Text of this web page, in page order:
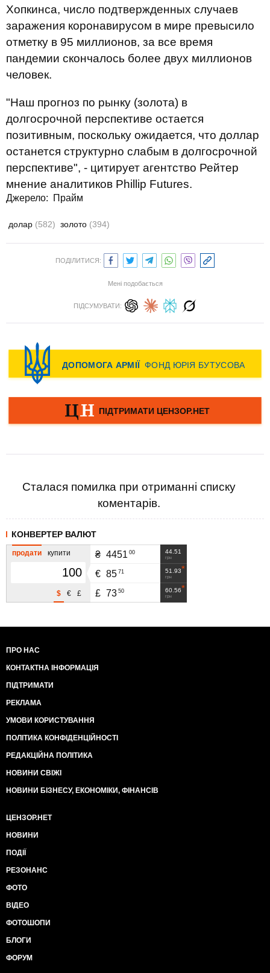
Хопкинса, число подтвержденных случаев
заражения коронавирусом в мире превысило
отметку в 95 миллионов, за все время
пандемии скончалось более двух миллионов
человек.
"Наш прогноз по рынку (золота) в
долгосрочной перспективе остается
позитивным, поскольку ожидается, что доллар
останется структурно слабым в долгосрочной
перспективе", - цитирует агентство Рейтер
мнение аналитиков Phillip Futures.
Джерело: Прайм
долар (582) золото (394)
ПОДІЛИТИСЯ:
Мені подобається
ПІДСУМУВАТИ:
Сталася помилка при отриманні списку
коментарів.
КОНВЕРТЕР ВАЛЮТ
продати купити
£
€
$
44.51
грн
₴ 4451 00
51.93
грн
€ 85 71
60.56
грн
£ 73 50
ПРО НАС
КОНТАКТНА ІНФОРМАЦІЯ
ПІДТРИМАТИ
РЕКЛАМА
УМОВИ КОРИСТУВАННЯ
ПОЛІТИКА КОНФІДЕНЦІЙНОСТІ
РЕДАКЦІЙНА ПОЛІТИКА
НОВИНИ СВІЖІ
НОВИНИ БІЗНЕСУ, ЕКОНОМІКИ, ФІНАНСІВ
ЦЕНЗОР.НЕТ
НОВИНИ
ПОДІЇ
РЕЗОНАНС
ФОТО
ВІДЕО
ФОТОШОПИ
БЛОГИ
ФОРУМ